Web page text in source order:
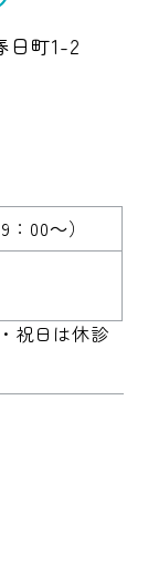
町1-2
：00～）
祝日は休診